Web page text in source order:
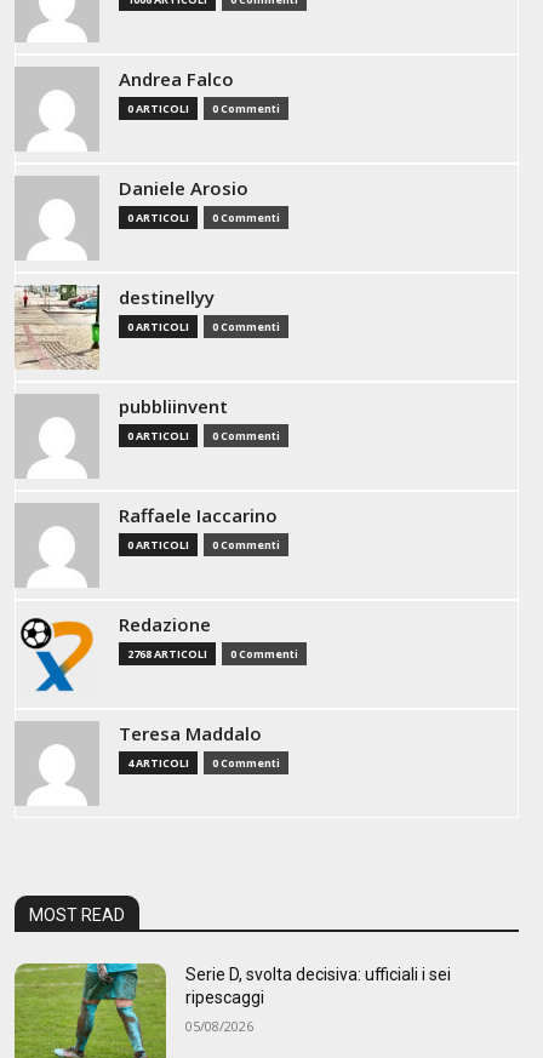
Andrea Falco
0 ARTICOLI 0 Commenti
Daniele Arosio
0 ARTICOLI 0 Commenti
destinellyy
0 ARTICOLI 0 Commenti
pubbliinvent
0 ARTICOLI 0 Commenti
Raffaele Iaccarino
0 ARTICOLI 0 Commenti
Redazione
2768 ARTICOLI 0 Commenti
Teresa Maddalo
4 ARTICOLI 0 Commenti
MOST READ
Serie D, svolta decisiva: ufficiali i sei
ripescaggi
05/08/2026